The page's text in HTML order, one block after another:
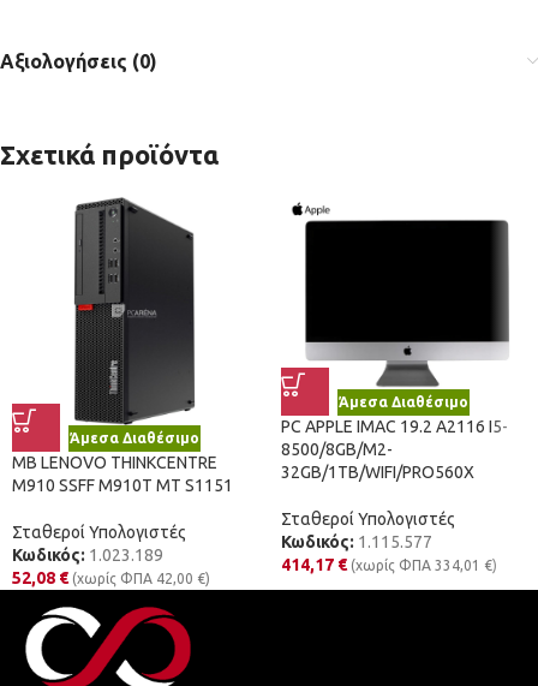
Αξιολογήσεις (0)
Σχετικά προϊόντα
Άμεσα Διαθέσιμο
MB LENOVO THINKCENTRE
M910 SSFF M910T ΜΤ S1151
Σταθεροί Υπολογιστές
Κωδικός: 1.023.189
52,08 € (χωρίς ΦΠΑ 42,00 €)
Άμεσα Διαθέσιμο
PC APPLE IMAC 19.2 A2116 I5-
8500/8GB/M2-
32GB/1TB/WIFI/PRO560X
Σταθεροί Υπολογιστές
Κωδικός: 1.115.577
414,17 € (χωρίς ΦΠΑ 334,01 €)